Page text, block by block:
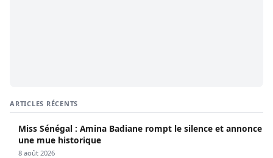
ARTICLES RÉCENTS
Miss Sénégal : Amina Badiane rompt le silence et annonce
une mue historique
8 août 2026